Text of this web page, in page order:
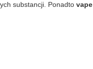
substancji. Ponadtovape